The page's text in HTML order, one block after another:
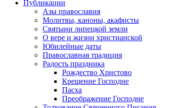
Публикации
Азы православия
Молитвы, каноны, акафисты
Святыни липецкой земли
О вере и жизни христианской
Юбилейные даты
Православная традиция
Радость праздника
Рождество Христово
Крещение Господне
Пасха
Преображение Господне